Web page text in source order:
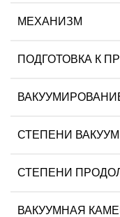
МЕХАНИЗМ
ПОДГОТОВКА К
СТЕПЕНИ
СТЕПЕНИ
ВАКУУМНАЯ